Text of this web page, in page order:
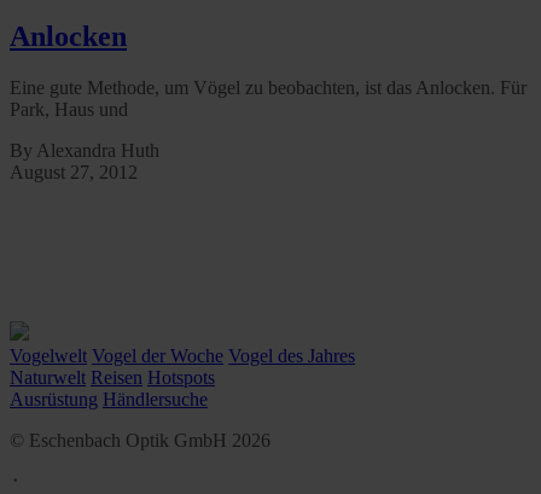
Anlocken
Eine gute Methode, um Vögel zu beobachten, ist das Anlocken. Für
Park, Haus und
By Alexandra Huth
August 27, 2012
Vogelwelt Vogel der Woche Vogel des Jahres
Naturwelt Reisen Hotspots
Ausrüstung Händlersuche
© Eschenbach Optik GmbH 2026
᛫